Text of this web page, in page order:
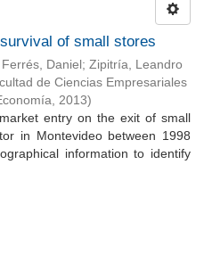
of small stores
Ferrés, Daniel ; Zipitría, Leandro
de Ciencias Empresariales
, 2013)
entry on the exit of small
in Montevideo between 1998
information to identify